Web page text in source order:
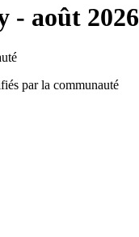
- août 2026
par la communauté